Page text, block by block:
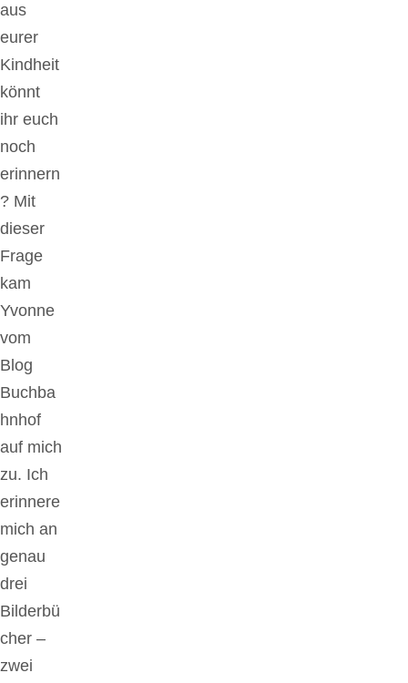
aus
eurer
Kindheit
könnt
ihr euch
noch
erinnern
? Mit
dieser
Frage
kam
Yvonne
vom
Blog
Buchba
hnhof
auf mich
zu. Ich
erinnere
mich an
genau
drei
Bilderbü
cher –
zwei